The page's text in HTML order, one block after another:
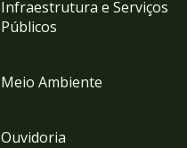
Infraestrutura e Serviços
Públicos
Meio Ambiente
Ouvidoria